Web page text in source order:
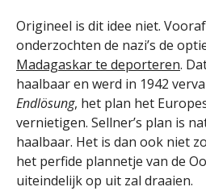
Origineel is dit idee niet.
onderzochten de nazi’s de
Madagaskar te deporteren.
haalbaar en werd in 1942
Endlösung, het plan het
vernietigen. Sellner’s plan is
haalbaar. Het is dan ook niet
het perfide plannetje van de
uiteindelijk op uit zal draaien.